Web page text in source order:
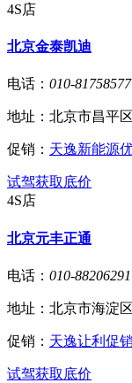
4S店
北京金泰凯迪
电话： 010-81758577
地址： 北京市昌平
促销： 天逸新能源
试驾获取底价
4S店
北京元丰正通
电话： 010-88206291
地址： 北京市海淀
促销： 天逸让利促
试驾获取底价